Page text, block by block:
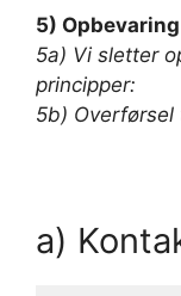
5)
5a) Vi sletter
principper:
5b)
a)